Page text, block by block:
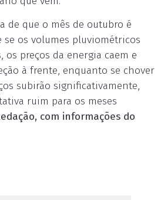
de que o mês de outubro é
se os volumes pluviométricos
os preços da energia caem e
à frente, enquanto se chover
subirão significativamente,
ruim para os meses
com informações do